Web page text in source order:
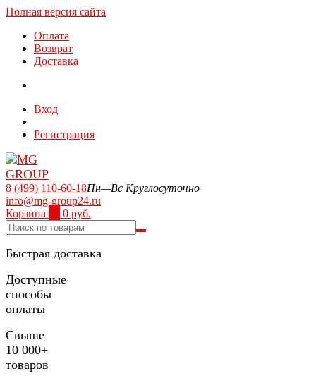
Полная версия сайта
Оплата
Возврат
Доставка
Вход
Регистрация
8 (499) 110-60-18Пн—Вс Круглосуточно
info@mg-group24.ru
Корзина
0 руб.
Быстрая доставка
Доступные
способы
оплаты
Свыше
10 000+
товаров